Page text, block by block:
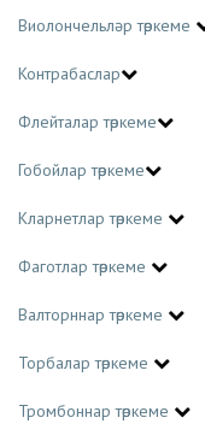
Виолончельләр төркеме
Контрабаслар
Флейталар төркеме
Гобойлар төркеме
Кларнетлар төркеме
Фаготлар төркеме
Валторннар төркеме
Торбалар төркеме
Тромбоннар төркеме